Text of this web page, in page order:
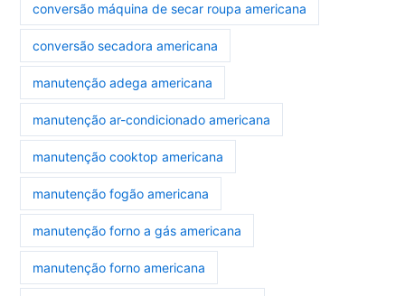
conversão máquina de secar roupa americana
conversão secadora americana
manutenção adega americana
manutenção ar-condicionado americana
manutenção cooktop americana
manutenção fogão americana
manutenção forno a gás americana
manutenção forno americana